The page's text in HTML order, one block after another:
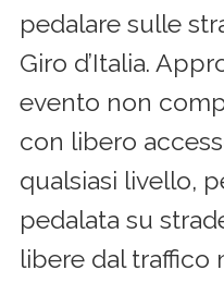
pedalare sulle
Giro d’Italia.
evento non
con libero
qualsiasi livello,
pedalata su
libere dal traffico